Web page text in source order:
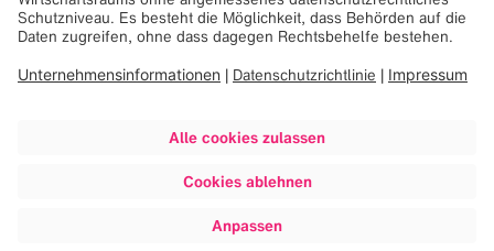
Downloads
Umwandlung in eine Europäischen Aktiengesellschaft
SE